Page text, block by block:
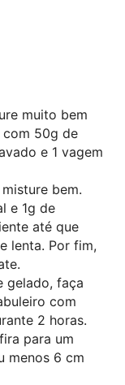
muito bem
com 50g de
e 1 vagem
bem.
e 1g de
até que
lenta. Por fim,
gelado, faça
com
2 horas.
para um
menos 6 cm